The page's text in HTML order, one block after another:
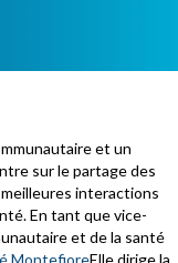
et un
sur le partage des
interactions
En tant que vice-
et de la santé